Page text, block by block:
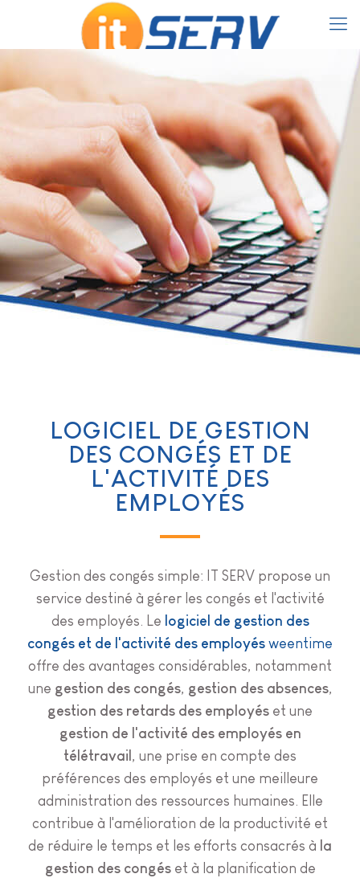
LOGICIEL DE GESTION
DES CONGÉS ET DE
L'ACTIVITÉ DES
EMPLOYÉS
Gestion des congés simple: IT SERV propose un
service destiné à gérer les congés et l'activité
des employés. Le logiciel de gestion des
congés et de l'activité des employés weentime
offre des avantages considérables, notamment
une gestion des congés, gestion des absences,
gestion des retards des employés et une
gestion de l'activité des employés en
télétravail , une prise en compte des
préférences des employés et une meilleure
administration des ressources humaines. Elle
contribue à l'amélioration de la productivité et
de réduire le temps et les efforts consacrés à la
gestion des congéset à la planification de